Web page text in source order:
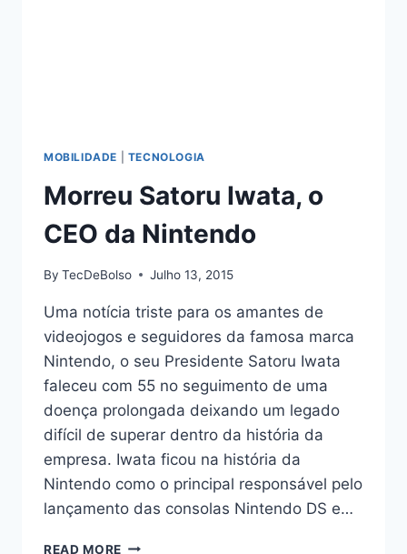
MOBILIDADE TECNOLOGIA
Morreu Satoru Iwata, o
CEO da Nintendo
By TecDeBolso Julho 13, 2015
Uma notícia triste para os amantes de
videojogos e seguidores da famosa marca
Nintendo, o seu Presidente Satoru Iwata
faleceu com 55 no seguimento de uma
doença prolongada deixando um legado
difícil de superar dentro da história da
empresa. Iwata ficou na história da
Nintendo como o principal responsável pelo
lançamento das consolas Nintendo DS e…
READ MORE MORREU